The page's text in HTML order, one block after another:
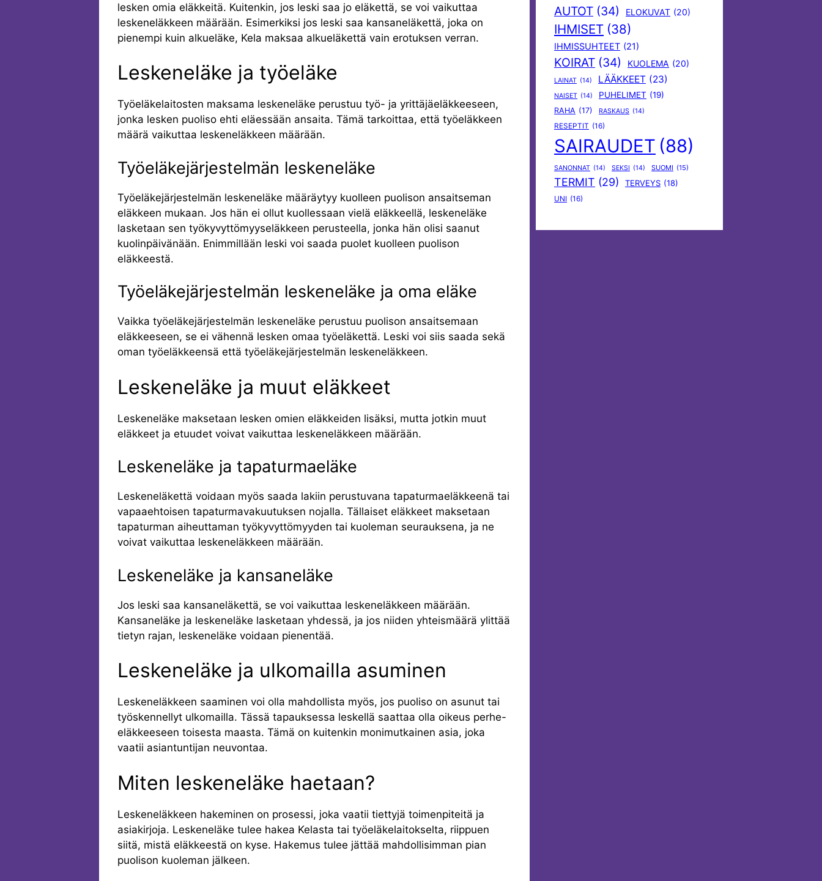
lesken omia eläkkeitä. Kuitenkin, jos leski saa jo eläkettä, se voi vaikuttaa
leskeneläkkeen määrään. Esimerkiksi jos leski saa kansaneläkettä, joka on
pienempi kuin alkueläke, Kela maksaa alkueläkettä vain erotuksen verran.
Leskeneläke ja työeläke
Työeläkelaitosten maksama leskeneläke perustuu työ- ja yrittäjäeläkkeeseen,
jonka lesken puoliso ehti eläessään ansaita. Tämä tarkoittaa, että työeläkkeen
määrä vaikuttaa leskeneläkkeen määrään.
Työeläkejärjestelmän leskeneläke
Työeläkejärjestelmän leskeneläke määräytyy kuolleen puolison ansaitseman
eläkkeen mukaan. Jos hän ei ollut kuollessaan vielä eläkkeellä, leskeneläke
lasketaan sen työkyvyttömyyseläkkeen perusteella, jonka hän olisi saanut
kuolinpäivänään. Enimmillään leski voi saada puolet kuolleen puolison
eläkkeestä.
Työeläkejärjestelmän leskeneläke ja oma eläke
Vaikka työeläkejärjestelmän leskeneläke perustuu puolison ansaitsemaan
eläkkeeseen, se ei vähennä lesken omaa työeläkettä. Leski voi siis saada sekä
oman työeläkkeensä että työeläkejärjestelmän leskeneläkkeen.
Leskeneläke ja muut eläkkeet
Leskeneläke maksetaan lesken omien eläkkeiden lisäksi, mutta jotkin muut
eläkkeet ja etuudet voivat vaikuttaa leskeneläkkeen määrään.
Leskeneläke ja tapaturmaeläke
Leskeneläkettä voidaan myös saada lakiin perustuvana tapaturmaeläkkeenä tai
vapaaehtoisen tapaturmavakuutuksen nojalla. Tällaiset eläkkeet maksetaan
tapaturman aiheuttaman työkyvyttömyyden tai kuoleman seurauksena, ja ne
voivat vaikuttaa leskeneläkkeen määrään.
Leskeneläke ja kansaneläke
Jos leski saa kansaneläkettä, se voi vaikuttaa leskeneläkkeen määrään.
Kansaneläke ja leskeneläke lasketaan yhdessä, ja jos niiden yhteismäärä ylittää
tietyn rajan, leskeneläke voidaan pienentää.
Leskeneläke ja ulkomailla asuminen
Leskeneläkkeen saaminen voi olla mahdollista myös, jos puoliso on asunut tai
työskennellyt ulkomailla. Tässä tapauksessa leskellä saattaa olla oikeus perhe-
eläkkeeseen toisesta maasta. Tämä on kuitenkin monimutkainen asia, joka
vaatii asiantuntijan neuvontaa.
Miten leskeneläke haetaan?
Leskeneläkkeen hakeminen on prosessi, joka vaatii tiettyjä toimenpiteitä ja
asiakirjoja. Leskeneläke tulee hakea Kelasta tai työeläkelaitokselta, riippuen
siitä, mistä eläkkeestä on kyse. Hakemus tulee jättää mahdollisimman pian
puolison kuoleman jälkeen.
AUTOT (34) ELOKUVAT (20)
IHMISET (38)
IHMISSUHTEET (21)
KOIRAT (34) KUOLEMA (20)
LAINAT (14) LÄÄKKEET (23)
NAISET (14) PUHELIMET (19)
RAHA (17) RASKAUS (14)
RESEPTIT (16)
SAIRAUDET (88)
SANONNAT (14) SEKSI (14) SUOMI (15)
TERMIT (29) TERVEYS (18)
UNI (16)